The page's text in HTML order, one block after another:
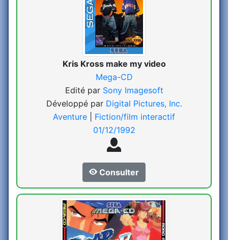
Kris Kross make my video
Mega-CD
Edité par Sony Imagesoft
Développé par Digital Pictures, Inc.
Aventure
Fiction/film interactif
01/12/1992
Consulter